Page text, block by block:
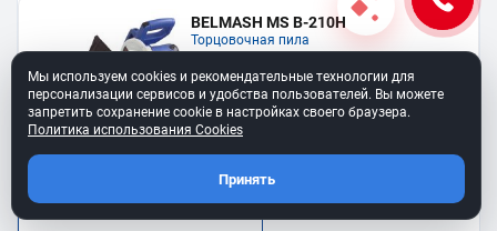
BELMASH MS B-210H
Торцовочная пила
19 490 ₽
В корзину
Мы используем cookies и рекомендательные технологии для
персонализации сервисов и удобства пользователей. Вы можете
запретить сохранение cookie в настройках своего браузера.
Политика использования Cookies
Принять